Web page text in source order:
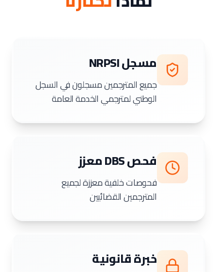
مسجل NRPSI
جميع المترجمين مسجلون في السجل
الوطني لمترجمي الخدمة العامة
فحص DBS معزز
فحوصات خلفية معززة لجميع
المترجمين القضائيين
خبرة قانونية